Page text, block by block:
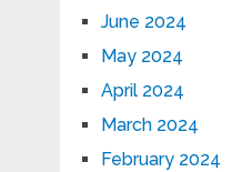
June 2024
May 2024
April 2024
March 2024
February 2024